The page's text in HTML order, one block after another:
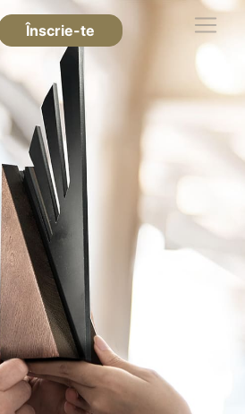
Înscrie-te